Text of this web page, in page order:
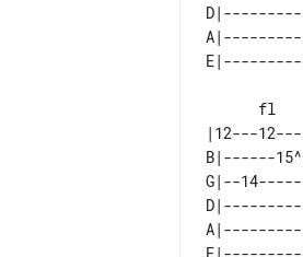
|12---
B|------
G|--